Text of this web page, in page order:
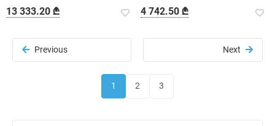
13 333.20 ₾ 4 742.50 ₾
Previous Next
1 2 3